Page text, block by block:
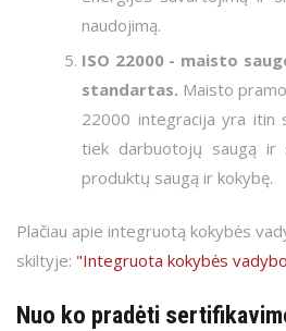
naudojimą.
ISO 22000 - maisto
standartas. Maisto
22000 integracija yra itin
tiek darbuotojų saugą ir
produktų saugą ir kokybę.
Plačiau apie integruotą kokybės
skiltyje: "Integruota kokybės
Nuo ko pradėti